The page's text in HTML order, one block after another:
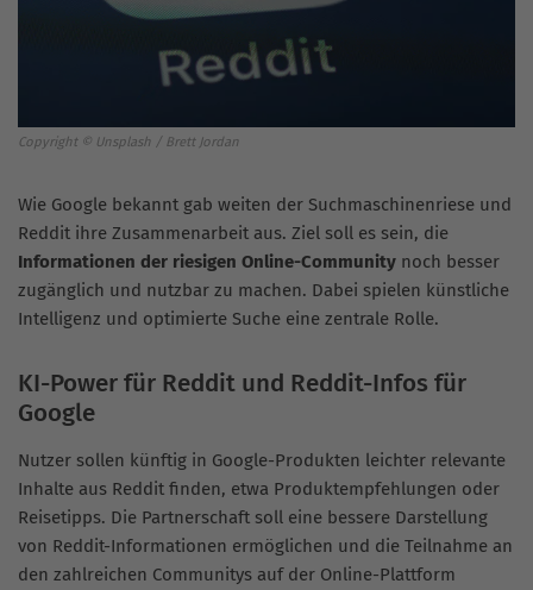
Copyright © Unsplash / Brett Jordan
Wie Google bekannt gab weiten der Suchmaschinenriese und
Reddit ihre Zusammenarbeit aus. Ziel soll es sein, die
Informationen der riesigen Online-Community noch besser
zugänglich und nutzbar zu machen. Dabei spielen künstliche
Intelligenz und optimierte Suche eine zentrale Rolle.
KI-Power für Reddit und Reddit-Infos für
Google
Nutzer sollen künftig in Google-Produkten leichter relevante
Inhalte aus Reddit finden, etwa Produktempfehlungen oder
Reisetipps. Die Partnerschaft soll eine bessere Darstellung
von Reddit-Informationen ermöglichen und die Teilnahme an
den zahlreichen Communitys auf der Online-Plattform